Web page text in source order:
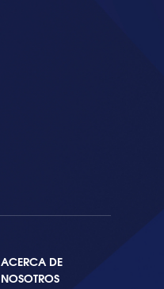
ACERCA DE
NOSOTROS